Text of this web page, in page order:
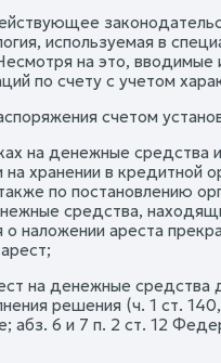
используемая в
на это,
по счету с учетом
счетом
на денежные
хранении в кредитной
по постановлению
средства,
наложении ареста
на денежные
решения (ч. 1 ст.
абз. 6 и 7 п. 2 ст. 12